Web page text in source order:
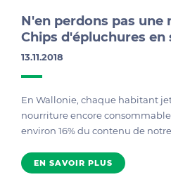
N'en perdons pas une
Chips d'épluchures en
13.11.2018
En Wallonie, chaque habitant
nourriture encore
environ 16% du contenu de
EN SAVOIR PLUS